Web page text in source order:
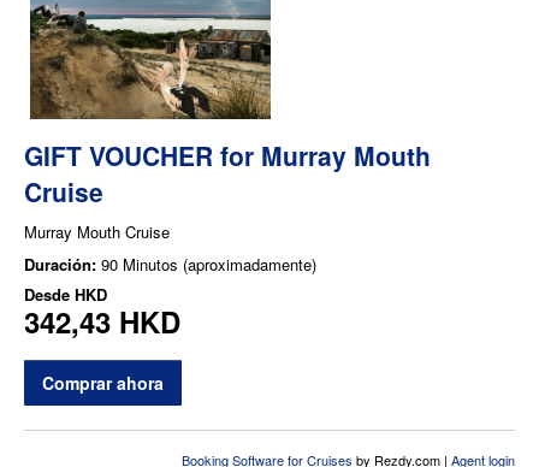
GIFT VOUCHER for Murray Mouth
Cruise
Murray Mouth Cruise
Duración: 90 Minutos (aproximadamente)
Desde HKD
342,43 HKD
Comprar ahora
Booking Software for Cruises by Rezdy.com | Agent login